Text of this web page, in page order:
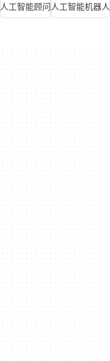
人工智能顾问人工智能机器人